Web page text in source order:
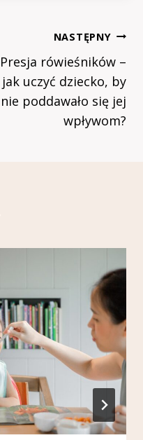
NASTĘPNY
Presja rówieśników –
jak uczyć dziecko, by
nie poddawało się jej
wpływom?